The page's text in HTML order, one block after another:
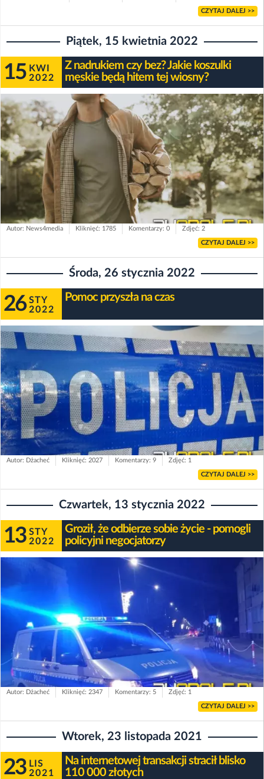
CZYTAJ DALEJ >>
Piątek, 15 kwietnia 2022
15 KWI
2022
Z nadrukiem czy bez? Jakie koszulki
męskie będą hitem tej wiosny?
Autor: News4media Kliknięć: 1785 Komentarzy: 0 Zdjęć: 2
CZYTAJ DALEJ >>
Środa, 26 stycznia 2022
26 STY
2022
Pomoc przyszła na czas
Autor: Dżacheć Kliknięć: 2027 Komentarzy: 9 Zdjęć: 1
CZYTAJ DALEJ >>
Czwartek, 13 stycznia 2022
13 STY
2022
Groził, że odbierze sobie życie - pomogli
policyjni negocjatorzy
Autor: Dżacheć Kliknięć: 2347 Komentarzy: 5 Zdjęć: 1
CZYTAJ DALEJ >>
Wtorek, 23 listopada 2021
23 LIS
2021
Na internetowej transakcji stracił blisko
110 000 złotych